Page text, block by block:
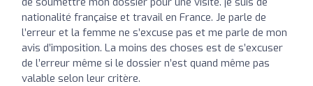
nationalité française et travail en France. Je parle de
l’erreur et la femme ne s’excuse pas et me parle de mon
avis d’imposition. La moins des choses est de s’excuser
de l’erreur même si le dossier n’est quand même pas
valable selon leur critère.